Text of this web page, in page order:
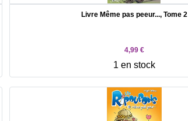
Livre Même pas peeur..., Tome 2
4,99 €
1 en stock